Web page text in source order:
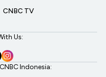
CNBC TV
Us:
Indonesia: